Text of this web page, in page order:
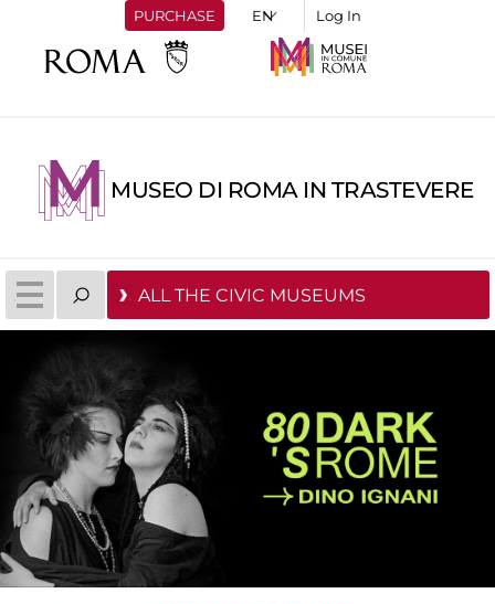
PURCHASE Log In
MUSEO DI ROMA IN TRASTEVERE
ALL THE CIVIC MUSEUMS